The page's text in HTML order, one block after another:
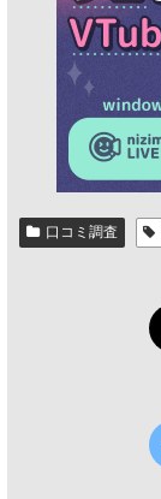
口コミ調査